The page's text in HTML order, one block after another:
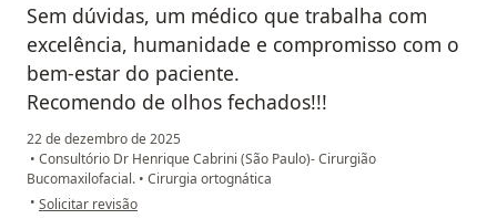
Sem dúvidas, um médico que trabalha com
excelência, humanidade e compromisso com o
bem-estar do paciente.
Recomendo de olhos fechados!!!
22 de dezembro de 2025
• Consultório Dr Henrique Cabrini (São Paulo)- Cirurgião
Bucomaxilofacial. • Cirurgia ortognática
• na opinião do utilizador Amanda Cezar
Solicitar revisão